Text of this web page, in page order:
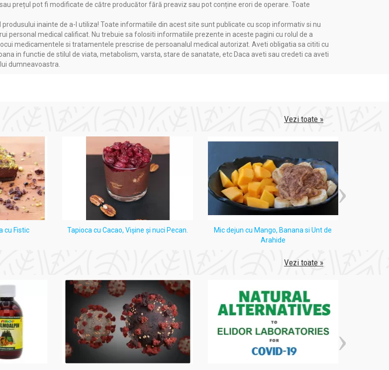
prețul pot fi modificate de către producător fără preaviz sau pot conține erori de operare. Toate
inainte de a-l utiliza! Toate informatiile din acest site sunt publicate cu scop informativ si nu
personal medical calificat. Nu trebuie sa folositi informatiile prezente in aceste pagini cu rolul de a
medicamentele si tratamentele prescrise de persoanalul medical autorizat. Aveti obligatia sa cititi cu
in functie de stilul de viata, metabolism, varsta, stare de sanatate, etc Daca aveti sau credeti ca aveti
dumneavoastra.
Vezi toate »
cu Fistic Tapioca cu Cacao, Vişine şi nuci Pecan.
Mic dejun cu Mango, Banana si Unt de
Arahide
Vezi toate »